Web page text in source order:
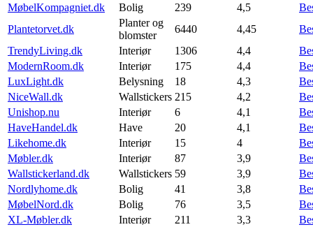
MøbelKompagniet.dk
Bolig 239 4,5
Plantetorvet.dk
Planter og
blomster
6440 4,45
TrendyLiving.dk
Interiør 1306 4,4
ModernRoom.dk
Interiør 175 4,4
LuxLight.dk
Belysning 18 4,3
NiceWall.dk
Wallstickers 215 4,2
Unishop.nu
Interiør 6 4,1
HaveHandel.dk
Have 20 4,1
Likehome.dk
Interiør 15 4
Møbler.dk
Interiør 87 3,9
Wallstickerland.dk
Wallstickers 59 3,9
Nordlyhome.dk
Bolig 41 3,8
MøbelNord.dk
Bolig 76 3,5
XL-Møbler.dk
Interiør 211 3,3